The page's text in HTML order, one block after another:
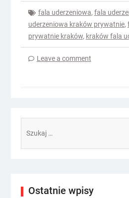
fala uderzeniowa, fala
uderzeniowa kraków prywatnie,
prywatnie kraków, kraków fala
Leave a comment
Ostatnie wpisy